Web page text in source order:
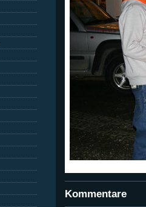
Kommentare